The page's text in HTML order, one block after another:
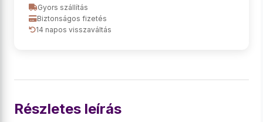
Gyors szállítás
Biztonságos fizetés
14 napos visszaváltás
Részletes leírás